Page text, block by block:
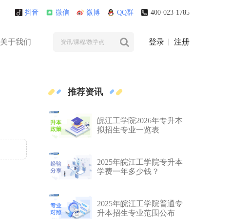
抖音 微信 微博 QQ群 400-023-1785
关于我们 登录 注册
推荐资讯
皖江工学院2026年专升本
拟招生专业一览表
2025年皖江工学院专升本
学费一年多少钱？
2025年皖江工学院普通专
升本招生专业范围公布